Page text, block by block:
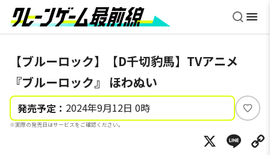
【ブルーロック】【D千切豹馬】TVアニメ
『ブルーロック』 ほわぬい
発売予定： 2024年9月12日 0時
※実際の発売日はサービスをご確認ください。
い
ね
X